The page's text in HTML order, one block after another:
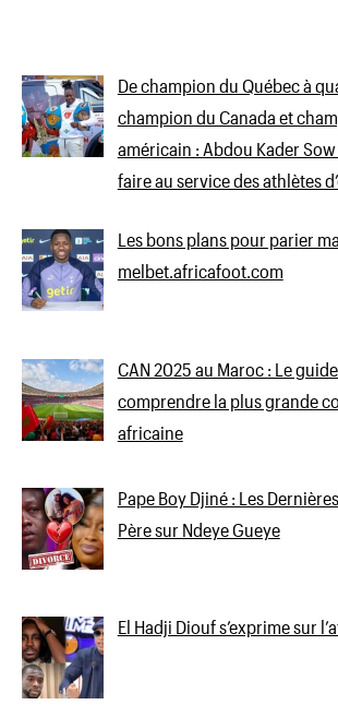
De champion du Québec à
champion du Canada et
américain : Abdou Kader
faire au service des athlètes
Les bons plans pour parier
melbet.africafoot.com
CAN 2025 au Maroc : Le
comprendre la plus grande
africaine
Pape Boy Djiné : Les
Père sur Ndeye Gueye
El Hadji Diouf s’exprime sur